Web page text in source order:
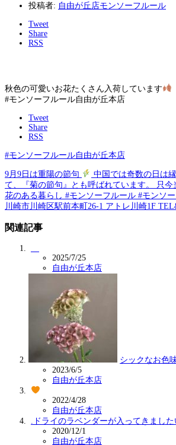
投稿者: 自由が丘店モンソーフルール
Tweet
Share
RSS
秋色の可愛いお花たくさん入荷しています
#モンソーフルール自由が丘本店
Tweet
Share
RSS
#モンソーフルール自由が丘本店
9月9日は重陽の節句
中国では奇数の日は
て、『菊の節句』とも呼ばれています。 只
花のある暮らし #モンソーフルール #モンソ
川崎市川崎区駅前本町26-1 アトレ川崎1F
関連記事
2025/7/25
自由が丘本店
シックなお色
2023/6/5
自由が丘本店
2022/4/28
自由が丘本店
.ドライのラベンダーが入ってきまし
2020/12/1
自由が丘本店